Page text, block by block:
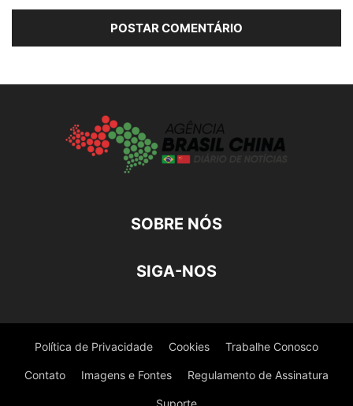
SOBRE NÓS
SIGA-NOS
Política de Privacidade Cookies Trabalhe Conosco
Contato Imagens e Fontes Regulamento de Assinatura